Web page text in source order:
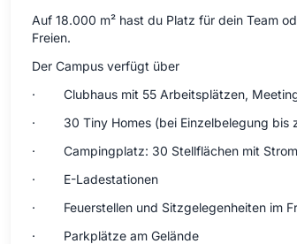
Auf 18.000 m² hast du Platz für dein Team
Freien.
Der Campus verfügt über
· Clubhaus mit 55 Arbeitsplätzen,
· 30 Tiny Homes (bei Einzelbelegung bis
· Campingplatz: 30 Stellflächen mit
· E-Ladestationen
· Feuerstellen und Sitzgelegenheiten im
· Parkplätze am Gelände